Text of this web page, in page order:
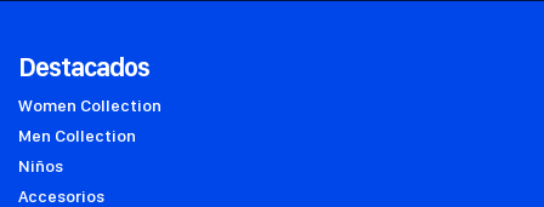
Destacados
Women Collection
Men Collection
Niños
Accesorios